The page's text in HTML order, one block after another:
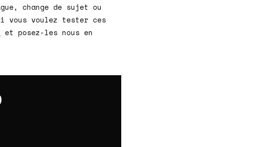
change de sujet ou
vous voulez tester ces
et posez-les nous en